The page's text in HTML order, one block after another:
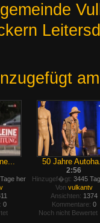
am
her
0
50 Jahre
2:56
Hinzugef�gt: 3445
Von vulkantv
Ansichten: 1374
Kommentare: 0
Noch nicht Bewertet